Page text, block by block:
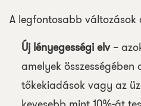
A legfontosabb változások
Új lényegességi elv–
amelyek
tőkekiadások vagy az